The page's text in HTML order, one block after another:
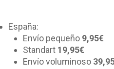
Tu Email (Obligatorio)
España:
Envío pequeño 9,95€
Standart 19,95€
Envío voluminoso